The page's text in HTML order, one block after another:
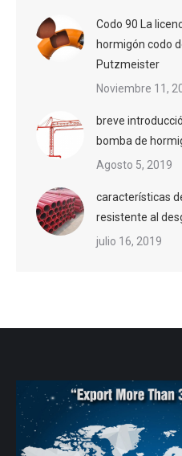
Codo 90 La
hormigón codo
Putzmeister
Noviembre 11,
breve
bomba de
Agosto 5, 2019
características
resistente al
julio 16, 2019